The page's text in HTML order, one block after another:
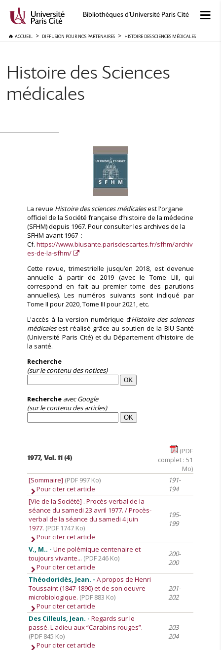
Bibliothèques d'Université Paris Cité
ACCUEIL DIFFUSION POUR NOS PARTENAIRES HISTOIRE DES SCIENCES MÉDICALES
Histoire des Sciences
médicales
La revue Histoire des sciences médicalesest l'organe
officiel de la Société française d’histoire de la médecine
(SFHM) depuis 1967. Pour consulter les archives de la
SFHM avant 1967 :
Cf.https://www.biusante.parisdescartes.fr/sfhm/archiv
es-de-la-sfhm/
Cette revue, trimestrielle jusqu’en 2018, est devenue
annuelle à partir de 2019 (avec le Tome LIII, qui
correspond en fait au premier tome des parutions
annuelles). Les numéros suivants sont indiqué par
Tome II pour 2020, Tome III pour 2021, etc.
L'accès à la version numérique d’Histoire des sciences
médicalesest réalisé grâce au soutien de la BIU Santé
(Université Paris Cité) et du Département d’histoire de
la santé.
Recherche
(sur le contenu des notices)
Recherche avec Google
(sur le contenu des articles)
1977, Vol. 11 (4)
(PDF
complet : 51
Mo)
[Sommaire] (PDF 997 Ko)
Pour citer cet article
191-
194
[Vie de la Société] . Procès-verbal de la
séance du samedi 23 avril 1977. / Procès-
verbal de la séance du samedi 4 juin
1977. (PDF 1747 Ko)
Pour citer cet article
195-
199
V., M.. -Une polémique centenaire et
toujours vivante... (PDF 246 Ko)
Pour citer cet article
200-
200
Théodoridès, Jean. -A propos de Henri
Toussaint (1847-1890) et de son oeuvre
microbiologique. (PDF 883 Ko)
Pour citer cet article
201-
202
Des Cilleuls, Jean. -Regards sur le
passé. L'adieu aux “Carabins rouges”.
(PDF 845 Ko)
Pour citer cet article
203-
204